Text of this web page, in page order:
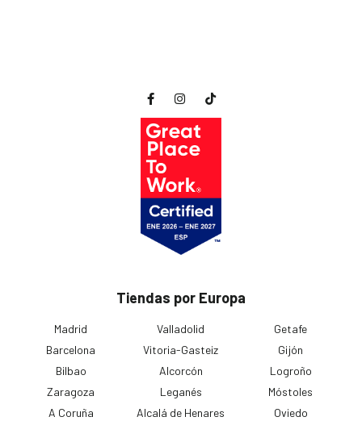
Tiendas por Europa
Madrid
Barcelona
Bilbao
Zaragoza
A Coruña
Valladolid
Vitoria-Gasteiz
Alcorcón
Leganés
Alcalá de Henares
Getafe
Gijón
Logroño
Móstoles
Oviedo